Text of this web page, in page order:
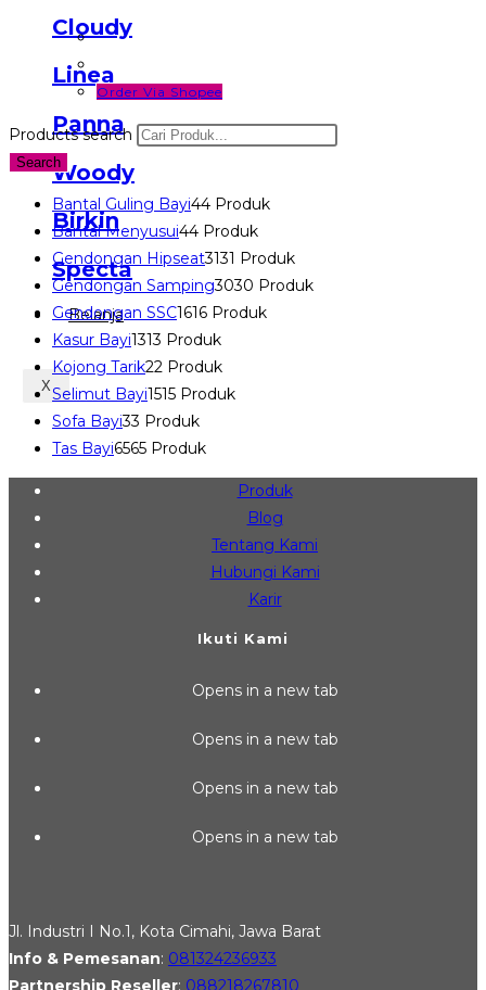
Cloudy
Linea
Panna
Woody
Birkin
Specta
Belanja
X
Order Via Shopee
Products search
Search
Bantal Guling Bayi44 Produk
Bantal Menyusui44 Produk
Gendongan Hipseat3131 Produk
Gendongan Samping3030 Produk
Gendongan SSC1616 Produk
Kasur Bayi1313 Produk
Kojong Tarik22 Produk
Selimut Bayi1515 Produk
Sofa Bayi33 Produk
Tas Bayi6565 Produk
Produk
Blog
Tentang Kami
Hubungi Kami
Karir
Ikuti Kami
Opens in a new tab
Opens in a new tab
Opens in a new tab
Opens in a new tab
Jl. Industri I No.1, Kota Cimahi, Jawa Barat
Info & Pemesanan: 081324236933
Partnership Reseller: 088218267810